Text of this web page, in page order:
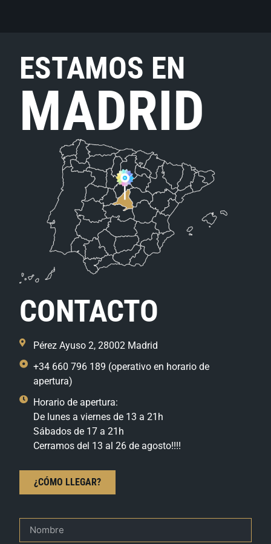
ESTAMOS EN
MADRID
CONTACTO
Pérez Ayuso 2, 28002 Madrid
+34 660 796 189 (operativo en horario de
apertura)
Horario de apertura:
De lunes a viernes de 13 a 21h
Sábados de 17 a 21h
Cerramos del 13 al 26 de agosto!!!!
¿CÓMO LLEGAR?